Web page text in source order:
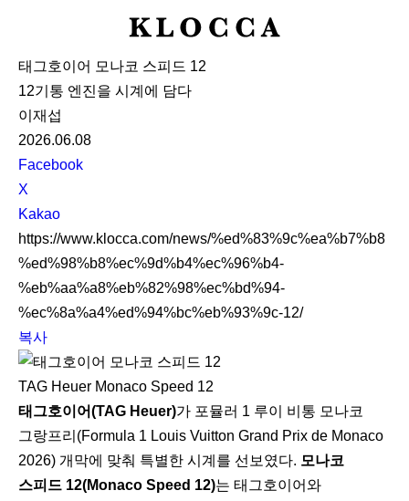
K
O
C
태그호이어 모나코 스피드 12
12기통 엔진을 시계에 담다
이재섭
2026.06.08
S
N
S
S
h
a
r
e
Facebook
X
Kakao
https://www.klocca.com/news/%ed%83%9c%ea%b7%b8
%ed%98%b8%ec%9d%b4%ec%96%b4-
%eb%aa%a8%eb%82%98%ec%bd%94-
%ec%8a%a4%ed%94%bc%eb%93%9c-12/
복사
TAG Heuer Monaco Speed 12
태그호이어(TAG Heuer)가 포뮬러 1 루이 비통 모나코
그랑프리(Formula 1 Louis Vuitton Grand Prix de Monaco
2026) 개막에 맞춰 특별한 시계를 선보였다. 모나코
스피드 12(Monaco Speed 12)는 태그호이어와